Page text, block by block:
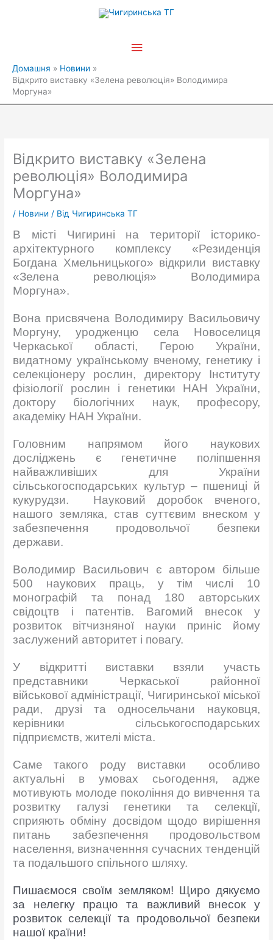
Головне
Домашня
Новини
Відкрито виставку «Зелена революція» Володимира
Моргуна»
Відкрито виставку «Зелена
революція» Володимира
Моргуна»
/ Новини / Від Чигиринська ТГ
В місті Чигирині на території історико-
архітектурного комплексу «Резиденція
Богдана Хмельницького» відкрили виставку
«Зелена революція» Володимира
Моргуна».
Вона присвячена Володимиру Васильовичу
Моргуну, уродженцю села Новоселиця
Черкаської області, Герою України,
видатному українському вченому, генетику і
селекціонеру рослин, директору Інституту
фізіології рослин і генетики НАН України,
доктору біологічних наук, професору,
академіку НАН України.
Головним напрямом його наукових
досліджень є генетичне поліпшення
найважливіших для України
сільськогосподарських культур – пшениці й
кукурудзи. Науковий доробок вченого,
нашого земляка, став суттєвим внеском у
забезпечення продовольчої безпеки
держави.
Володимир Васильович є автором більше
500 наукових праць, у тім числі 10
монографій та понад 180 авторських
свідоцтв і патентів. Вагомий внесок у
розвиток вітчизняної науки приніс йому
заслужений авторитет і повагу.
У відкритті виставки взяли участь
представники Черкаської районної
військової адміністрації, Чигиринської міської
ради, друзі та односельчани науковця,
керівники сільськогосподарських
підприємств, жителі міста.
Саме такого роду виставки особливо
актуальні в умовах сьогодення, адже
мотивують молоде покоління до вивчення та
розвитку галузі генетики та селекції,
сприяють обміну досвідом щодо вирішення
питань забезпечення продовольством
населення, визначенння сучасних тенденцій
та подальшого спільного шляху.
Пишаємося своїм земляком! Щиро дякуємо
за нелегку працю та важливий внесок у
розвиток селекції та продовольчої безпеки
нашої країни!